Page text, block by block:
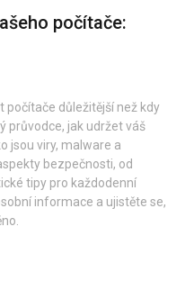
počítače:
počítače důležitější než kdy
průvodce, jak udržet váš
jsou viry, malware a
bezpečnosti, od
tipy pro každodenní
informace a ujistěte se,